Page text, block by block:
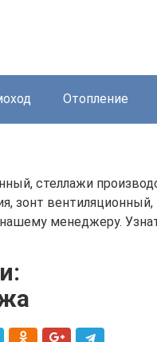
Отопление
стеллажи
зонт
менеджеру.